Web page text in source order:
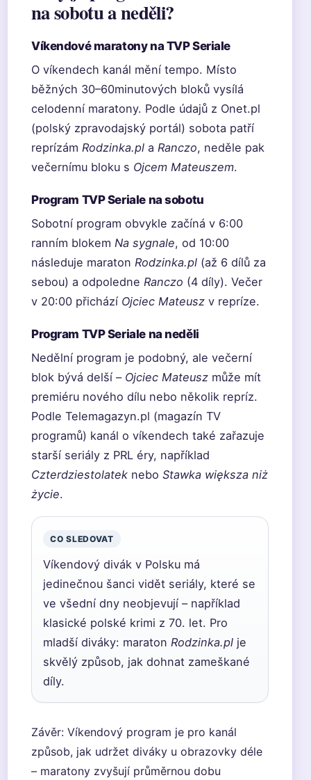
na sobotu a neděli?
Víkendové maratony na TVP Seriale
O víkendech kanál mění tempo. Místo
běžných 30–60minutových bloků vysílá
celodenní maratony. Podle údajů z Onet.pl
(polský zpravodajský portál) sobota patří
reprízám Rodzinka.pl a Ranczo, neděle pak
večernímu bloku s Ojcem Mateuszem.
Program TVP Seriale na sobotu
Sobotní program obvykle začíná v 6:00
ranním blokem Na sygnale, od 10:00
následuje maraton Rodzinka.pl (až 6 dílů za
sebou) a odpoledne Ranczo (4 díly). Večer
v 20:00 přichází Ojciec Mateusz v repríze.
Program TVP Seriale na neděli
Nedělní program je podobný, ale večerní
blok bývá delší – Ojciec Mateusz může mít
premiéru nového dílu nebo několik repríz.
Podle Telemagazyn.pl (magazín TV
programů) kanál o víkendech také zařazuje
starší seriály z PRL éry, například
Czterdziestolatek nebo Stawka większa niż
życie.
CO SLEDOVAT
Víkendový divák v Polsku má
jedinečnou šanci vidět seriály, které se
ve všední dny neobjevují – například
klasické polské krimi z 70. let. Pro
mladší diváky: maraton Rodzinka.pl je
skvělý způsob, jak dohnat zameškané
díly.
Závěr: Víkendový program je pro kanál
způsob, jak udržet diváky u obrazovky déle
– maratony zvyšují průměrnou dobu